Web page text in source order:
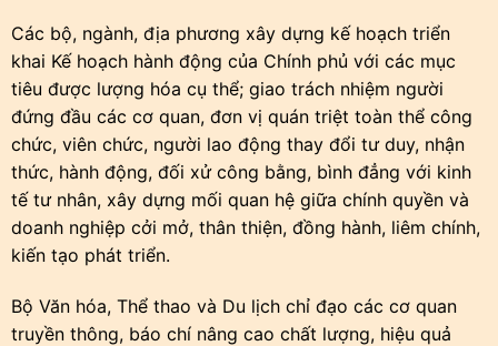
Các bộ, ngành, địa phương xây dựng kế hoạch triển
khai Kế hoạch hành động của Chính phủ với các mục
tiêu được lượng hóa cụ thể; giao trách nhiệm người
đứng đầu các cơ quan, đơn vị quán triệt toàn thể công
chức, viên chức, người lao động thay đổi tư duy, nhận
thức, hành động, đối xử công bằng, bình đẳng với kinh
tế tư nhân, xây dựng mối quan hệ giữa chính quyền và
doanh nghiệp cởi mở, thân thiện, đồng hành, liêm chính,
kiến tạo phát triển.
Bộ Văn hóa, Thể thao và Du lịch chỉ đạo các cơ quan
truyền thông, báo chí nâng cao chất lượng, hiệu quả